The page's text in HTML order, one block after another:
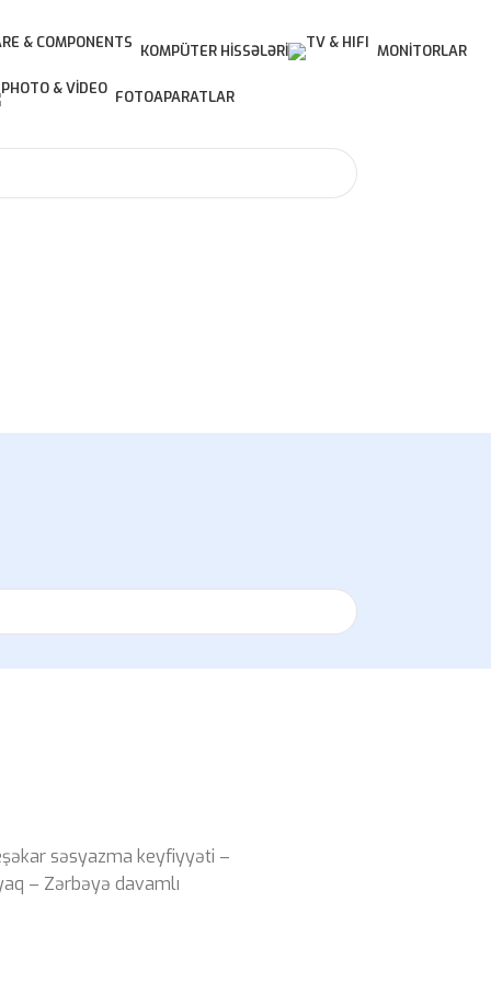
KOMPÜTER HISSƏLƏRI MONITORLAR
FOTOAPARATLAR
səsyazma keyfiyyəti –
– Zərbəyə davamlı